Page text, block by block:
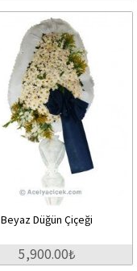
Beyaz Düğün Çiçeği
5,900.00₺